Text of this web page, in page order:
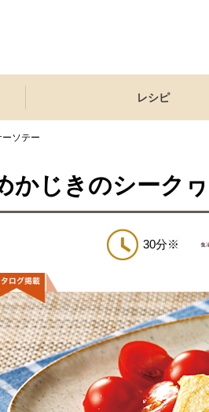
レシピ
ソテー
かじきのシーク
30分※